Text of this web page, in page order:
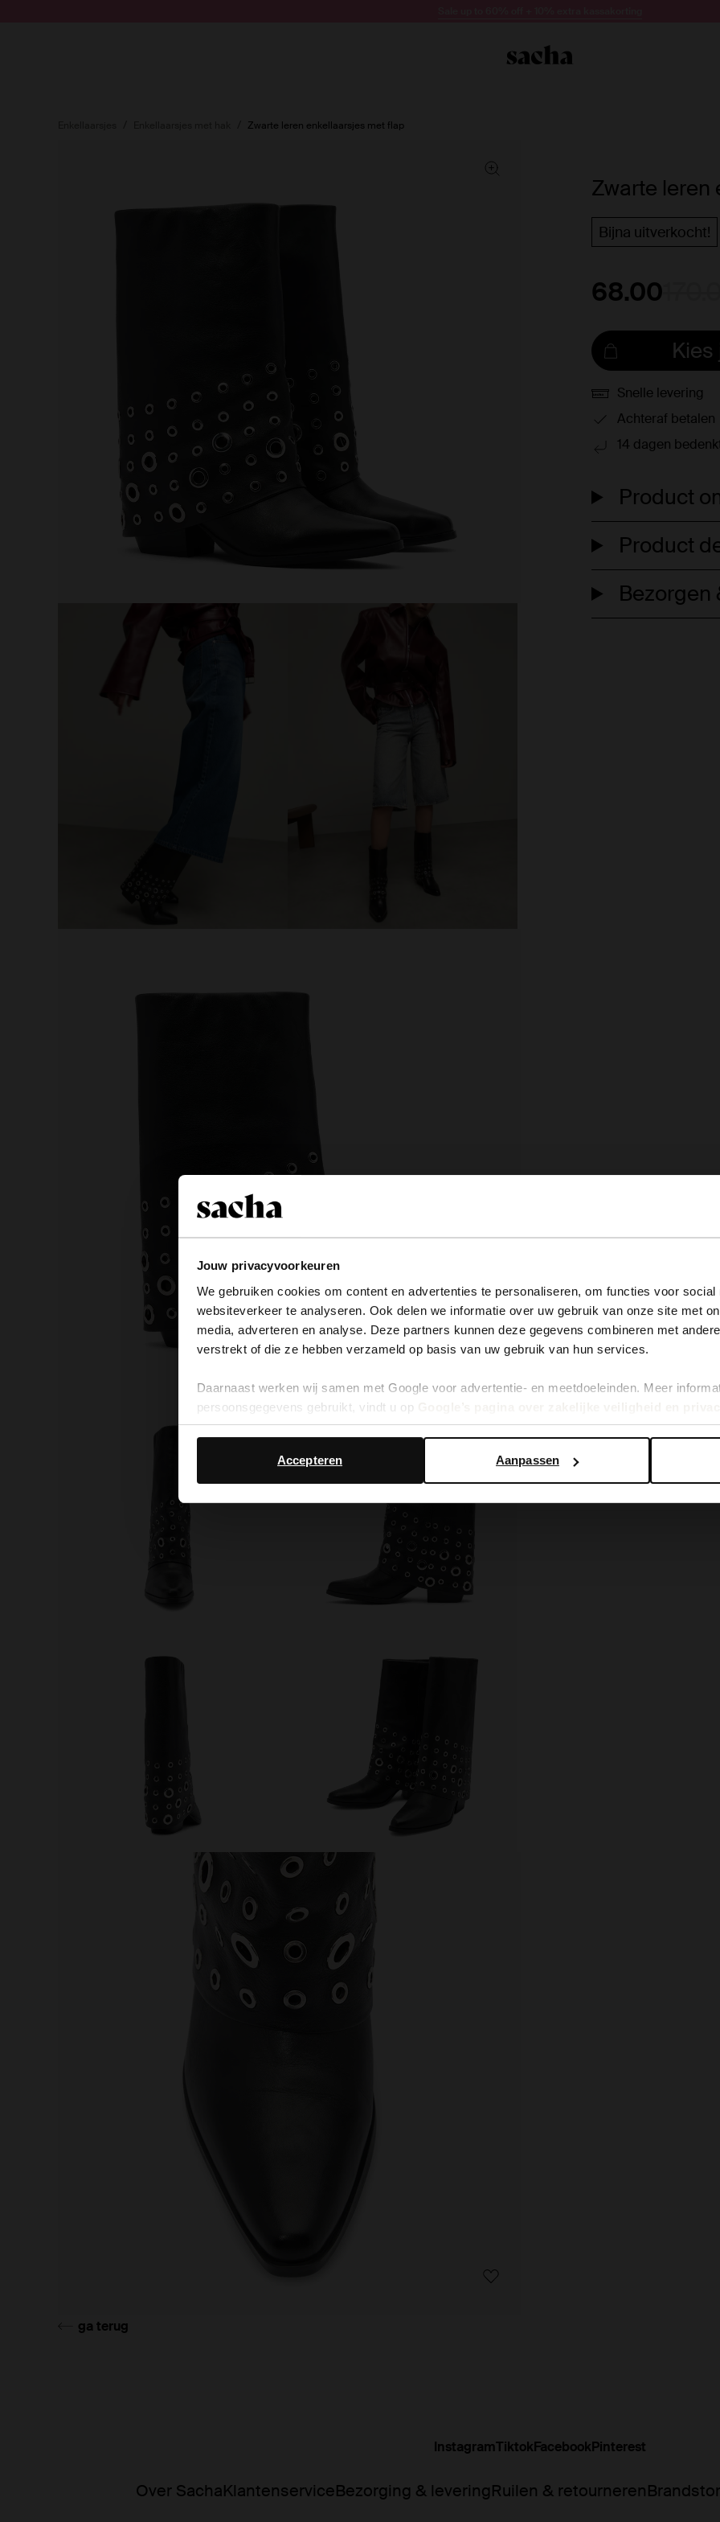
Jouw privacyvoorkeuren
We gebruiken cookies om content en advertenties te personaliseren, om functies voor social
websiteverkeer te analyseren. Ook delen we informatie over uw gebruik van onze site met
media, adverteren en analyse. Deze partners kunnen deze gegevens combineren met
verstrekt of die ze hebben verzameld op basis van uw gebruik van hun services.
Daarnaast werken wij samen met Google voor advertentie- en meetdoeleinden. Meer
persoonsgegevens gebruikt, vindt u op
Aanpassen
Accepteren
Zwarte leren enkellaarsjes met flap
Zwarte leren
Bijna uitverkocht!
68.00
Kies
Snelle levering
Achteraf betalen
14 dagen
Product
Product
Bezorgen
ga terug
Over SachaKlantenserviceBezorging & leveringRuilen & retourneren
InstagramTiktokFacebookPinterest
View this website in English?
It looks like your language isn't Dutch. Would you like to
switch to English?
Yes, switch to English No, stay in Dutch